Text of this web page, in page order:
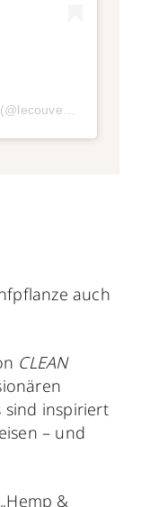
auch
CLEAN
sind inspiriert
– und
&